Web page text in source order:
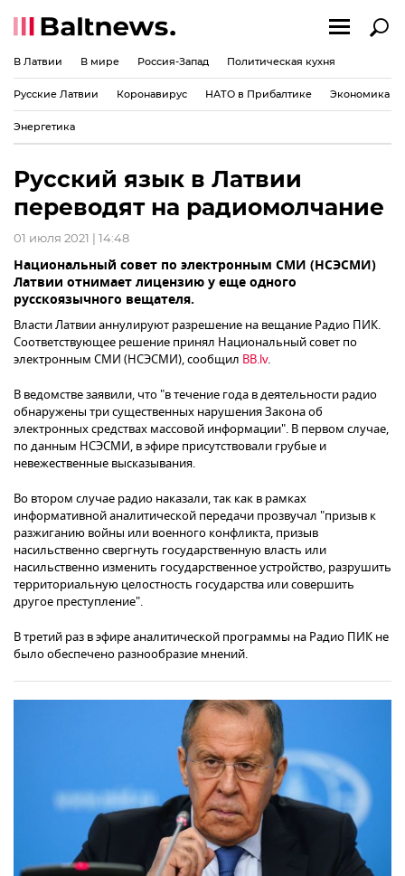
В Латвии В мире Россия-Запад Политическая кухня
Русские Латвии Коронавирус НАТО в Прибалтике Экономика
Энергетика
Русский язык в Латвии
переводят на радиомолчание
01 июля 2021 | 14:48
Национальный совет по электронным СМИ (НСЭСМИ)
Латвии отнимает лицензию у еще одного
русскоязычного вещателя.
Власти Латвии аннулируют разрешение на вещание Радио ПИК.
Соответствующее решение принял Национальный совет по
электронным СМИ (НСЭСМИ), сообщил BB.lv.
В ведомстве заявили, что "в течение года в деятельности радио
обнаружены три существенных нарушения Закона об
электронных средствах массовой информации". В первом случае,
по данным НСЭСМИ, в эфире присутствовали грубые и
невежественные высказывания.
Во втором случае радио наказали, так как в рамках
информативной аналитической передачи прозвучал "призыв к
разжиганию войны или военного конфликта, призыв
насильственно свергнуть государственную власть или
насильственно изменить государственное устройство, разрушить
территориальную целостность государства или совершить
другое преступление".
В третий раз в эфире аналитической программы на Радио ПИК не
было обеспечено разнообразие мнений.